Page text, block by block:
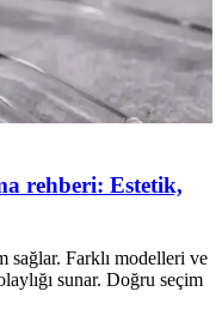
rehberi: Estetik,
sağlar. Farklı modelleri ve
sunar. Doğru seçim